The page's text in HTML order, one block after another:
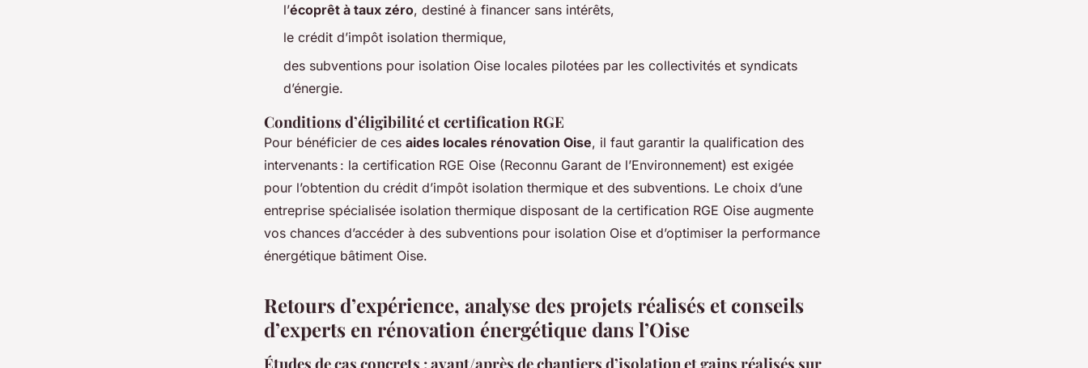
l’écoprêt à taux zéro, destiné à financer sans intérêts,
le crédit d’impôt isolation thermique,
des subventions pour isolation Oise locales pilotées par les collectivités et syndicats
d’énergie.
Conditions d’éligibilité et certification RGE
Pour bénéficier de ces aides locales rénovation Oise, il faut garantir la qualification des
intervenants : la certification RGE Oise (Reconnu Garant de l’Environnement) est exigée
pour l’obtention du crédit d’impôt isolation thermique et des subventions. Le choix d’une
entreprise spécialisée isolation thermique disposant de la certification RGE Oise augmente
vos chances d’accéder à des subventions pour isolation Oise et d’optimiser la performance
énergétique bâtiment Oise.
Retours d’expérience, analyse des projets réalisés et conseils
d’experts en rénovation énergétique dans l’Oise
Études de cas concrets : avant/après de chantiers d’isolation et gains réalisés sur